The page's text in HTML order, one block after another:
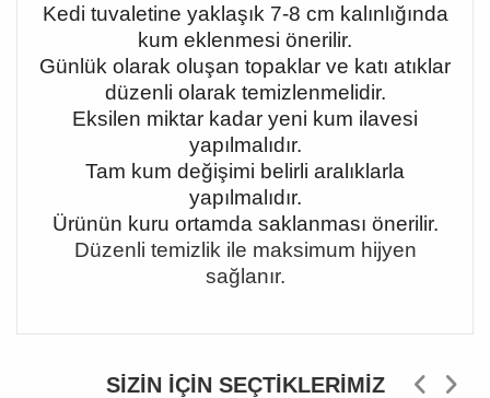
Kedi tuvaletine yaklaşık 7-8 cm kalınlığında
kum eklenmesi önerilir.
Günlük olarak oluşan topaklar ve katı atıklar
düzenli olarak temizlenmelidir.
Eksilen miktar kadar yeni kum ilavesi
yapılmalıdır.
Tam kum değişimi belirli aralıklarla
yapılmalıdır.
Ürünün kuru ortamda saklanması önerilir.
Düzenli temizlik ile maksimum hijyen
sağlanır.
SIZIN İÇIN SEÇTIKLERIMIZ